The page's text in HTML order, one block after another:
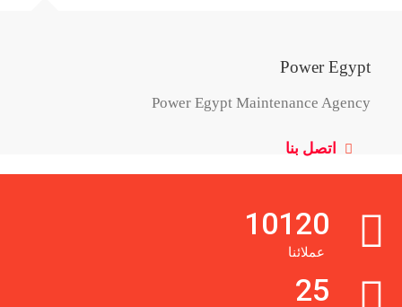
Power Egypt
Power Egypt Maintenance Agency
10120
عملائنا
25